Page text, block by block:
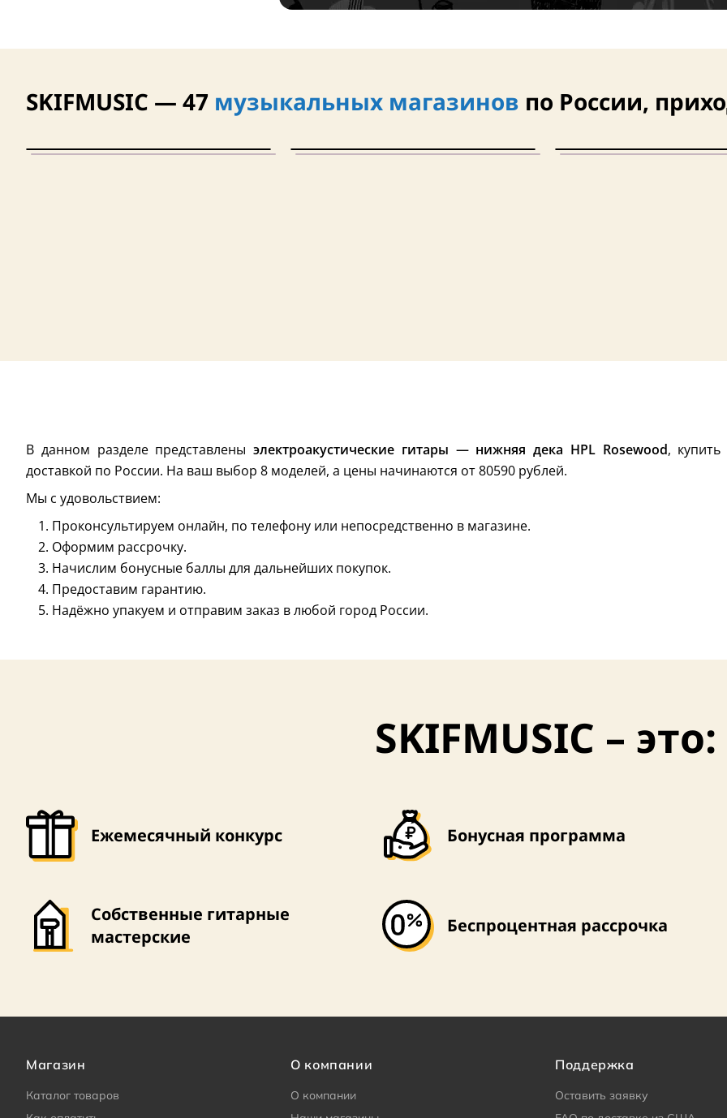
SKIFMUSIC — 47 музыкальных магазинов по России,
В данном разделе представленыэлектроакустические гитары — нижняя дека HPL Rosewood,
доставкой по России. На ваш выбор 8 моделей, а цены начинаются от 80590 рублей.
Мы с удовольствием:
Проконсультируем онлайн, по телефону или непосредственно в магазине.
Оформим рассрочку.
Начислим бонусные баллы для дальнейших покупок.
Предоставим гарантию.
Надёжно упакуем и отправим заказ в любой город России.
SKIFMUSIC – это:
Ежемесячный конкурс Бонусная программа
Собственные гитарные
мастерские
Беспроцентная рассрочка
Магазин
Каталог товаров
О компании
О компании
Поддержка
Оставить заявку